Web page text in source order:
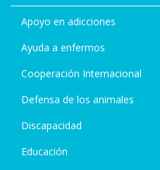
Apoyo en adicciones
Ayuda a enfermos
Cooperación Internacional
Defensa de los animales
Discapacidad
Educación